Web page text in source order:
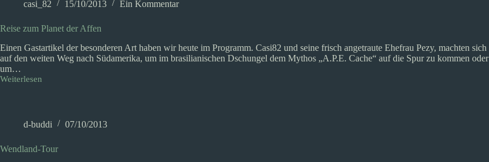
casi_82 15/10/2013 Ein Kommentar
Reise zum Planet der Affen
Einen Gastartikel der besonderen Art haben wir heute im Programm. Casi82 und seine frisch angetraute Ehefrau Pezy, machten sich
auf den weiten Weg nach Südamerika, um im brasilianischen Dschungel dem Mythos „A.P.E. Cache“ auf die Spur zu kommen oder
um…
Weiterlesen
Reise
d-buddi 07/10/2013
Wendland-Tour